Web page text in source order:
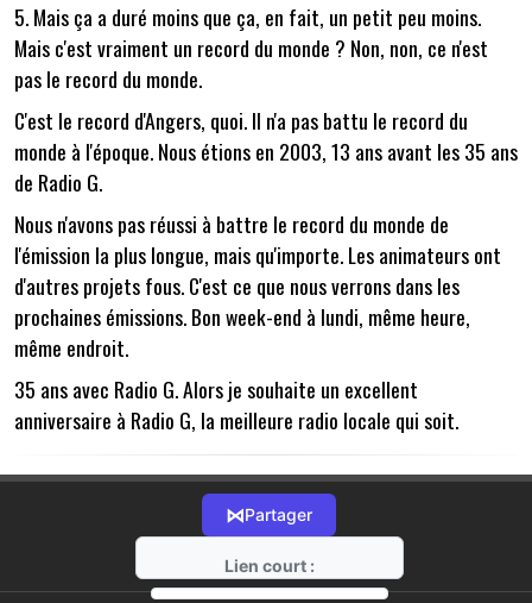
5. Mais ça a duré moins que ça, en fait, un petit peu moins.
Mais c'est vraiment un record du monde ? Non, non, ce n'est
pas le record du monde.
C'est le record d'Angers, quoi. Il n'a pas battu le record du
monde à l'époque. Nous étions en 2003, 13 ans avant les 35 ans
de Radio G.
Nous n'avons pas réussi à battre le record du monde de
l'émission la plus longue, mais qu'importe. Les animateurs ont
d'autres projets fous. C'est ce que nous verrons dans les
prochaines émissions. Bon week-end à lundi, même heure,
même endroit.
35 ans avec Radio G. Alors je souhaite un excellent
anniversaire à Radio G, la meilleure radio locale qui soit.
⋈Partager
Lien court :